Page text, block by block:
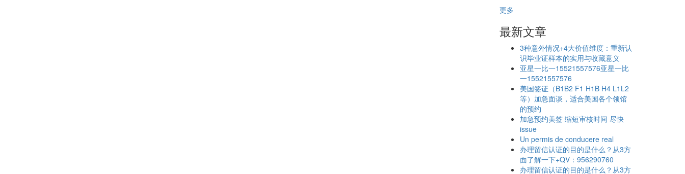
更多
最新文章
3种意外情况+4大价值维度：重新认
识毕业证样本的实用与收藏意义
亚星一比一15521557576亚星一比
一15521557576
美国签证（B1B2 F1 H1B H4 L1L2
等）加急面谈，适合美国各个领馆
的预约
加急预约美签 缩短审核时间 尽快
issue
Un permis de conducere real
办理留信认证的目的是什么？从3方
面了解一下+QV：956290760
办理留信认证的目的是什么？从3方